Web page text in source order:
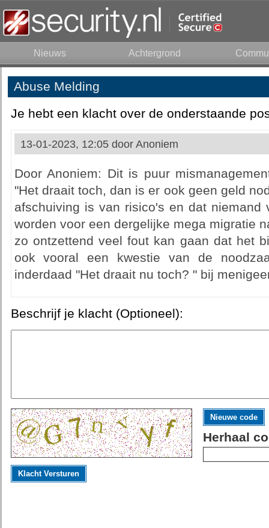
Nieuws Achtergrond
Abuse Melding
Je hebt een klacht over de onderstaande
13-01-2023, 12:05 door Anoniem
Door Anoniem: Dit is puur
"Het draait toch, dan is er ook geen geld
afschuiving is van risico's en dat niemand
worden voor een dergelijke mega migratie
zo ontzettend veel fout kan gaan dat het
ook vooral een kwestie van de
inderdaad "Het draait nu toch? " bij
Beschrijf je klacht (Optioneel):
Nieuwe code
Herhaal
Klacht Versturen